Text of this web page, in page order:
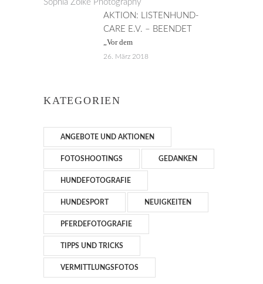
AKTION: LISTENHUND-
CARE E.V. – BEENDET
„Vor dem
26. März 2018
KATEGORIEN
ANGEBOTE UND AKTIONEN
FOTOSHOOTINGS GEDANKEN
HUNDEFOTOGRAFIE
HUNDESPORT NEUIGKEITEN
PFERDEFOTOGRAFIE
TIPPS UND TRICKS
VERMITTLUNGSFOTOS